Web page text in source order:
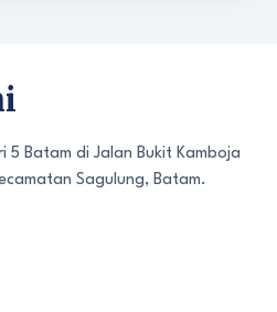
5 Batam di Jalan Bukit Kamboja
Sagulung, Batam.